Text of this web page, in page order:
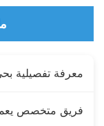
معرفة تفصيلية
فريق متخصص